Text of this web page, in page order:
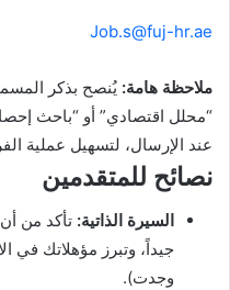
Job.s@fuj-hr.ae
ملاحظة هامة: يُنصح بذكر
“محلل اقتصادي” أو “باحث
عند الإرسال، لتسهيل عملية
نصائح للمتقدمين
السيرة الذاتية: تأكد من
جيداً، وتبرز مؤهلاتك في
وجدت).